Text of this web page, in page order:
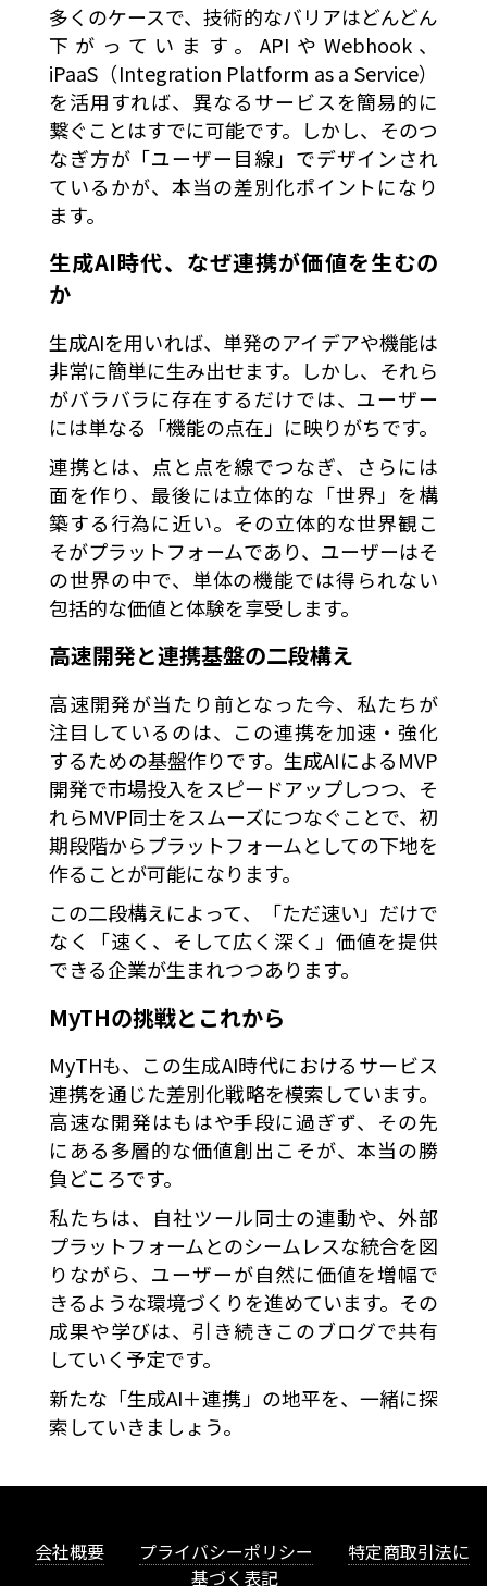
多くのケースで、技術的なバリアはどんどん
下がっています。APIやWebhook、
iPaaS（Integration Platform as a Service）
を活用すれば、異なるサービスを簡易的に
繋ぐことはすでに可能です。しかし、そのつ
なぎ方が「ユーザー目線」でデザインされ
ているかが、本当の差別化ポイントになり
ます。
生成AI時代、なぜ連携が価値を生むの
か
生成AIを用いれば、単発のアイデアや機能は
非常に簡単に生み出せます。しかし、それら
がバラバラに存在するだけでは、ユーザー
には単なる「機能の点在」に映りがちです。
連携とは、点と点を線でつなぎ、さらには
面を作り、最後には立体的な「世界」を構
築する行為に近い。その立体的な世界観こ
そがプラットフォームであり、ユーザーはそ
の世界の中で、単体の機能では得られない
包括的な価値と体験を享受します。
高速開発と連携基盤の二段構え
高速開発が当たり前となった今、私たちが
注目しているのは、この連携を加速・強化
するための基盤作りです。生成AIによるMVP
開発で市場投入をスピードアップしつつ、そ
れらMVP同士をスムーズにつなぐことで、初
期段階からプラットフォームとしての下地を
作ることが可能になります。
この二段構えによって、「ただ速い」だけで
なく「速く、そして広く深く」価値を提供
できる企業が生まれつつあります。
MyTHの挑戦とこれから
MyTHも、この生成AI時代におけるサービス
連携を通じた差別化戦略を模索しています。
高速な開発はもはや手段に過ぎず、その先
にある多層的な価値創出こそが、本当の勝
負どころです。
私たちは、自社ツール同士の連動や、外部
プラットフォームとのシームレスな統合を図
りながら、ユーザーが自然に価値を増幅で
きるような環境づくりを進めています。その
成果や学びは、引き続きこのブログで共有
していく予定です。
新たな「生成AI＋連携」の地平を、一緒に探
索していきましょう。
会社概要 プライバシーポリシー
特定商取引法に
基づく表記